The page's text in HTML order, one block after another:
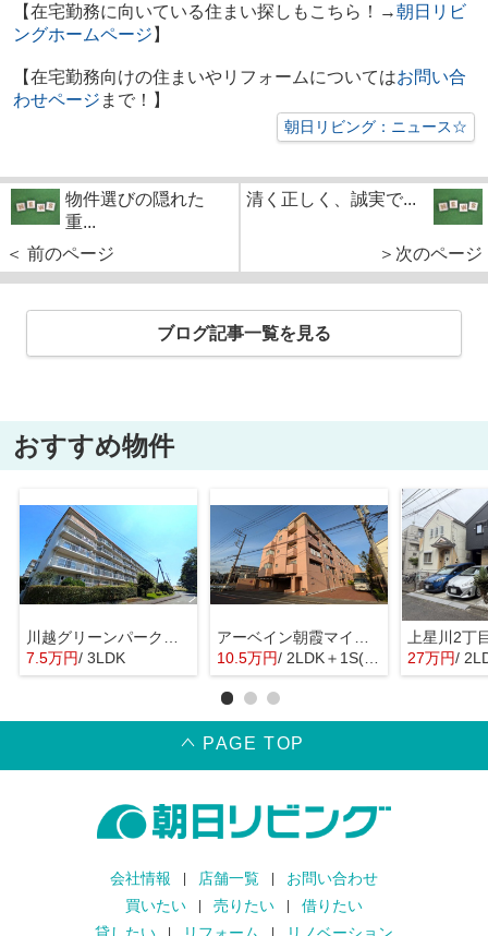
【在宅勤務に向いている住まい探しもこちら！→朝日リビ
ングホームページ 】
【在宅勤務向けの住まいやリフォームについてはお問い合
わせページ まで！】
朝日リビング：ニュース☆
物件選びの隠れた
重...
＜ 前のページ
清く正しく、誠実で...
＞次のページ
ブログ記事一覧を見る
おすすめ物件
7.5万円/ 3LDK
10.5万円/ 2LDK＋1S(納戸)
上星川2丁
27万円/
PAGE TOP
会社情報 店舗一覧
お問い合わせ
買いたい
売りたい
借りたい
貸したい
リフォーム リノベーション